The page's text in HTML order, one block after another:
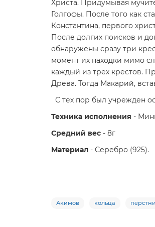
Христа. Придумывая
Голгофы. После того как
Константина, первого
После долгих поисков и
обнаружены сразу три
момент их находки мимо
каждый из трех крестов.
Древа. Тогда Макарий,
С тех пор был учрежден
Техника исполнения -
Средний вес - 8г
Материал - Серебро (925).
Акимов кольца перстни